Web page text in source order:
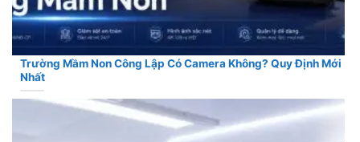
Trường Mầm Non Công Lập Có Camera Không? Quy Định Mới
Nhất